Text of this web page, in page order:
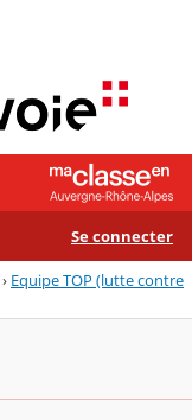
Se connecter
› Equipe TOP (lutte contre